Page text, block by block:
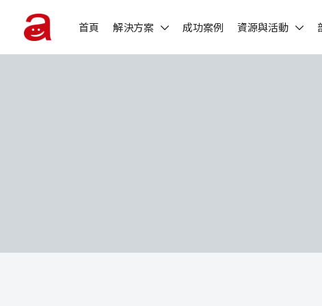
首頁 解決方案 成功案例 資源與活動